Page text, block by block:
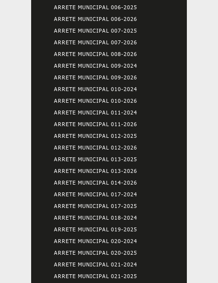
ARRETE MUNICIPAL 006-2025
ARRETE MUNICIPAL 006-2026
ARRETE MUNICIPAL 007-2025
ARRETE MUNICIPAL 007-2026
ARRETE MUNICIPAL 008-2026
ARRETE MUNICIPAL 009-2024
ARRETE MUNICIPAL 009-2026
ARRETE MUNICIPAL 010-2024
ARRETE MUNICIPAL 010-2026
ARRETE MUNICIPAL 011-2024
ARRETE MUNICIPAL 011-2026
ARRETE MUNICIPAL 012-2025
ARRETE MUNICIPAL 012-2026
ARRETE MUNICIPAL 013-2025
ARRETE MUNICIPAL 013-2026
ARRETE MUNICIPAL 014-2026
ARRETE MUNICIPAL 017-2024
ARRETE MUNICIPAL 017-2025
ARRETE MUNICIPAL 018-2024
ARRETE MUNICIPAL 019-2025
ARRETE MUNICIPAL 020-2024
ARRETE MUNICIPAL 020-2025
ARRETE MUNICIPAL 021-2024
ARRETE MUNICIPAL 021-2025